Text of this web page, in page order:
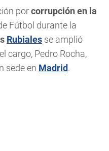
porcorrupción en la
Fútbol durante la
Rubiales se amplió
cargo, Pedro Rocha,
sede en Madrid.